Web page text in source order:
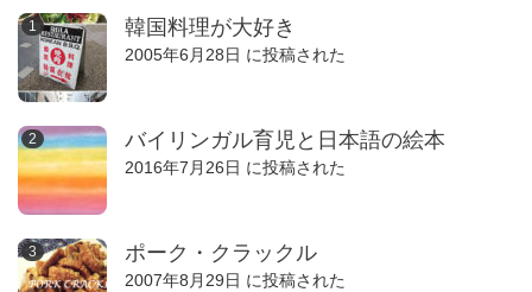
韓国料理が大好き
2005年6月28日 に投稿された
バイリンガル育児と日本語の絵本
2016年7月26日 に投稿された
ポーク・クラックル
2007年8月29日 に投稿された